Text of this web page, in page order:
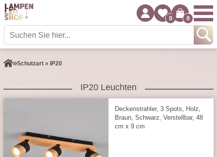
0 0
Schutzart » IP20
IP20 Leuchten
Deckenstrahler, 3 Spots, Holz,
Braun, Schwarz, Verstellbar, 48
cm x 9 cm